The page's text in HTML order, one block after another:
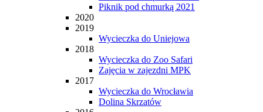
Piknik pod chmurką 2021
2020
2019
Wycieczka do Uniejowa
2018
Wycieczka do Zoo Safari
Zajęcia w zajezdni MPK
2017
Wycieczka do Wrocławia
Dolina Skrzatów